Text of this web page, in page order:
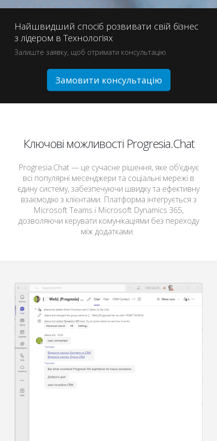
Найшвидший спосіб розвивати свій бізнес
з лідером в Технологіях
Залиште заявку, щоб отримати консультацію
Замовити консультацію
Ключові можливості Progresia.Chat
Progresia.Chat — це сучасне рішення, яке об’єднує
всі популярні месенджери та соціальні мережі в
єдину систему, забезпечуючи швидку та ефективну
взаємодію з клієнтами. Платформа інтегрується з
Microsoft Teams і Microsoft Dynamics 365,
дозволяючи керувати комунікаціями без переходу
між додатками.